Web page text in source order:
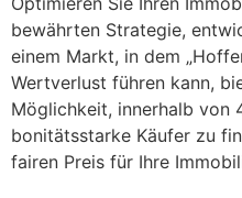
bewährten Strategie,
einem Markt, in dem
Wertverlust führen kann,
Möglichkeit, innerhalb von
bonitätsstarke Käufer zu
fairen Preis für Ihre